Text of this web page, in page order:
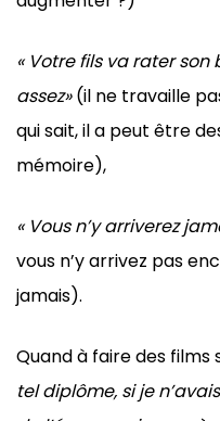
« Votre fils va rater
assez»(il ne travaille
qui sait, il a peut être
mémoire),
« Vous n’y arriverez
vous n’y arrivez pas
jamais).
Quand à faire des films
tel diplôme, si je